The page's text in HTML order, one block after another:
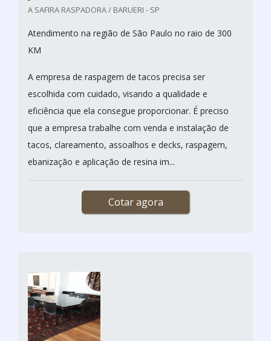
A SAFIRA RASPADORA / BARUERI - SP
Atendimento na região de São Paulo no raio de 300
KM
A empresa de raspagem de tacos precisa ser
escolhida com cuidado, visando a qualidade e
eficiência que ela consegue proporcionar. É preciso
que a empresa trabalhe com venda e instalação de
tacos, clareamento, assoalhos e decks, raspagem,
ebanização e aplicação de resina im...
Cotar agora